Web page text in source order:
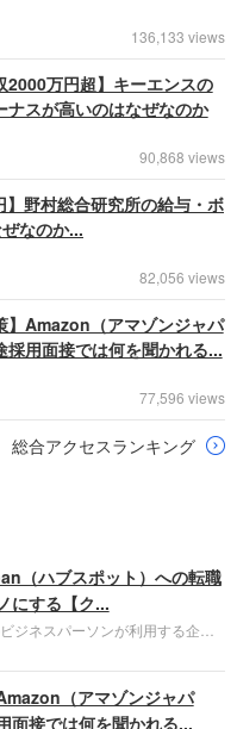
136,133 views
2000万円超】キーエンスの
ナスが高いのはなぜなのか
90,868 views
】野村総合研究所の給与・ボ
なのか...
82,056 views
】Amazon（アマゾンジャパ
採用面接では何を聞かれる...
77,596 views
総合アクセスランキング
（ハブスポット）への転職
にする【ク...
ジネスパーソンが利用する企業
シ企業をご紹介します。今回はク
ラットフォームを提供する
ハブスポット・ジャパン）株式会
（アマゾンジャパ
面接では何を聞かれる...